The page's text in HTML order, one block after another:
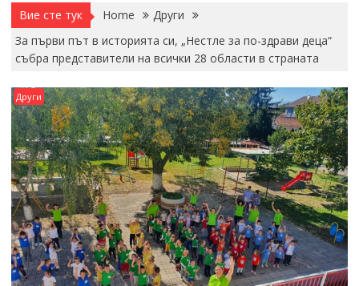
Вие сте тук Home
Други
За първи път в историята си, „Нестле за по-здрави деца“
събра представители на всички 28 области в страната
Други